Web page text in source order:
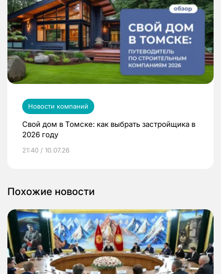
Новости компаний
Свой дом в Томске: как выбрать застройщика в
2026 году
21:40 / 10.07.26
Похожие новости